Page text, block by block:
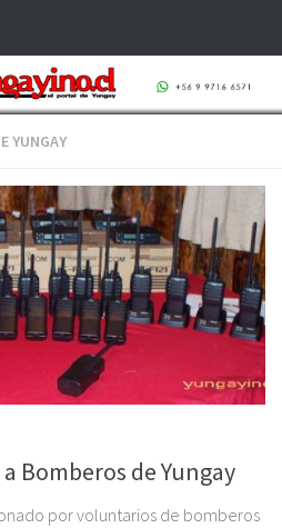
YUNGAY
Bomberos de Yungay
por voluntarios de bomberos